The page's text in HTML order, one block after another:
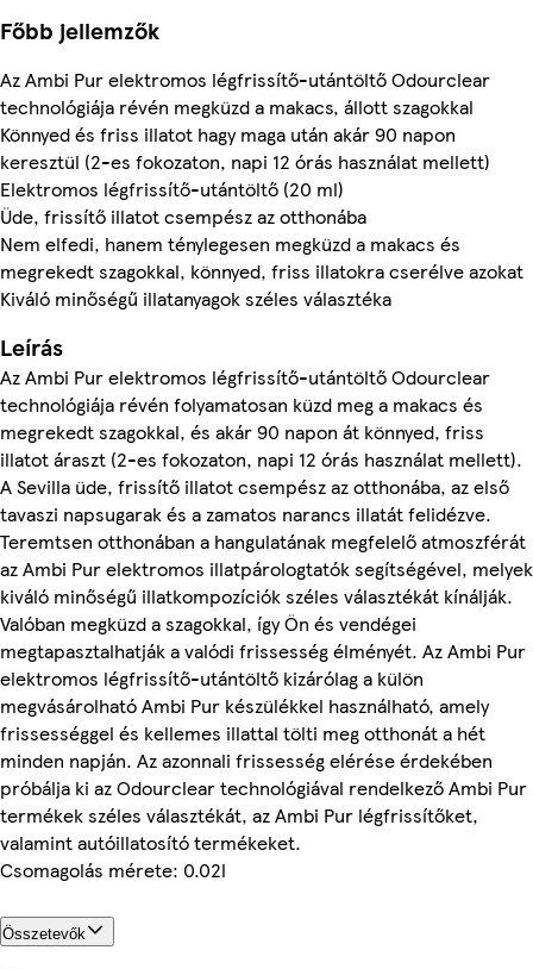
Főbb jellemzők
Az Ambi Pur elektromos légfrissítő-utántöltő Odourclear
technológiája révén megküzd a makacs, állott szagokkal
Könnyed és friss illatot hagy maga után akár 90 napon
keresztül (2-es fokozaton, napi 12 órás használat mellett)
Elektromos légfrissítő-utántöltő (20 ml)
Üde, frissítő illatot csempész az otthonába
Nem elfedi, hanem ténylegesen megküzd a makacs és
megrekedt szagokkal, könnyed, friss illatokra cserélve azokat
Kiváló minőségű illatanyagok széles választéka
Leírás
Az Ambi Pur elektromos légfrissítő-utántöltő Odourclear
technológiája révén folyamatosan küzd meg a makacs és
megrekedt szagokkal, és akár 90 napon át könnyed, friss
illatot áraszt (2-es fokozaton, napi 12 órás használat mellett).
A Sevilla üde, frissítő illatot csempész az otthonába, az első
tavaszi napsugarak és a zamatos narancs illatát felidézve.
Teremtsen otthonában a hangulatának megfelelő atmoszférát
az Ambi Pur elektromos illatpárologtatók segítségével, melyek
kiváló minőségű illatkompozíciók széles választékát kínálják.
Valóban megküzd a szagokkal, így Ön és vendégei
megtapasztalhatják a valódi frissesség élményét. Az Ambi Pur
elektromos légfrissítő-utántöltő kizárólag a külön
megvásárolható Ambi Pur készülékkel használható, amely
frissességgel és kellemes illattal tölti meg otthonát a hét
minden napján. Az azonnali frissesség elérése érdekében
próbálja ki az Odourclear technológiával rendelkező Ambi Pur
termékek széles választékát, az Ambi Pur légfrissítőket,
valamint autóillatosító termékeket.
Csomagolás mérete: 0.02l
Összetevők